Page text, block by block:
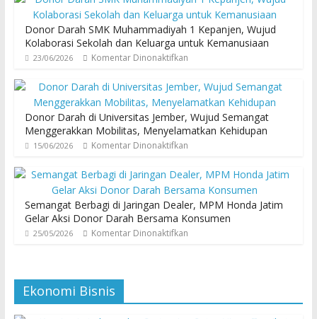
Donor Darah SMK Muhammadiyah 1 Kepanjen, Wujud
Kolaborasi Sekolah dan Keluarga untuk Kemanusiaan
23/06/2026 Komentar Dinonaktifkan
Donor Darah di Universitas Jember, Wujud Semangat
Menggerakkan Mobilitas, Menyelamatkan Kehidupan
15/06/2026 Komentar Dinonaktifkan
Semangat Berbagi di Jaringan Dealer, MPM Honda Jatim
Gelar Aksi Donor Darah Bersama Konsumen
25/05/2026 Komentar Dinonaktifkan
Ekonomi Bisnis